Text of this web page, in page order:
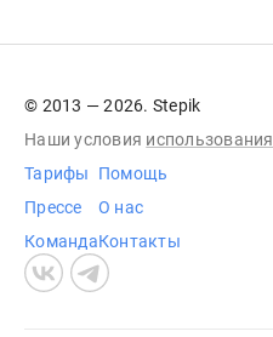
© 2013 — 2026. Stepik
Наши условия использования
Тарифы
Прессе
Команда
Помощь
О нас
Контакты